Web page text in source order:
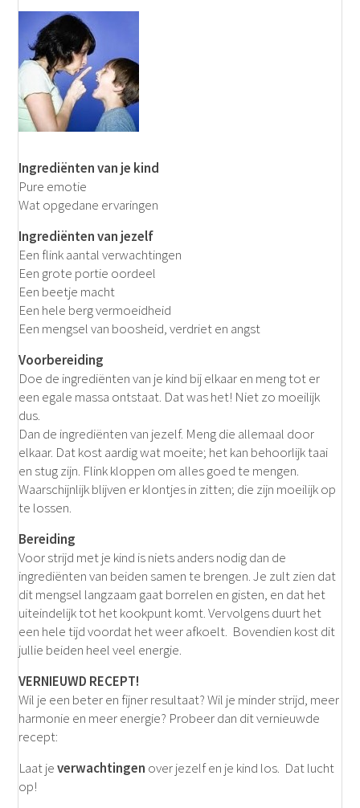
Ingrediënten van je kind
Pure emotie
Wat opgedane ervaringen
Ingrediënten van jezelf
Een flink aantal verwachtingen
Een grote portie oordeel
Een beetje macht
Een hele berg vermoeidheid
Een mengsel van boosheid, verdriet en angst
Voorbereiding
Doe de ingrediënten van je kind bij elkaar en meng tot er
een egale massa ontstaat. Dat was het! Niet zo moeilijk
dus.
Dan de ingrediënten van jezelf. Meng die allemaal door
elkaar. Dat kost aardig wat moeite; het kan behoorlijk taai
en stug zijn. Flink kloppen om alles goed te mengen.
Waarschijnlijk blijven er klontjes in zitten; die zijn moeilijk op
te lossen.
Bereiding
Voor strijd met je kind is niets anders nodig dan de
ingrediënten van beiden samen te brengen. Je zult zien dat
dit mengsel langzaam gaat borrelen en gisten, en dat het
uiteindelijk tot het kookpunt komt. Vervolgens duurt het
een hele tijd voordat het weer afkoelt. Bovendien kost dit
jullie beiden heel veel energie.
VERNIEUWD RECEPT!
Wil je een beter en fijner resultaat? Wil je minder strijd, meer
harmonie en meer energie? Probeer dan dit vernieuwde
recept:
Laat jeverwachtingen over jezelf en je kind los. Dat lucht
op!